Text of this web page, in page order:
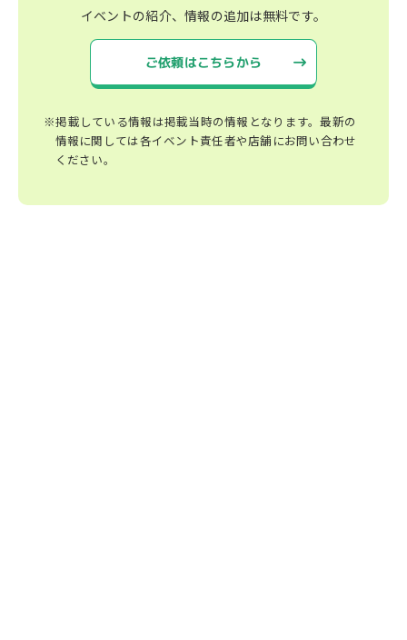
イベントの紹介、情報の追加は無料です。
ご依頼はこちらから
※掲載している情報は掲載当時の情報となります。最新の
情報に関しては各イベント責任者や店舗にお問い合わせ
ください。